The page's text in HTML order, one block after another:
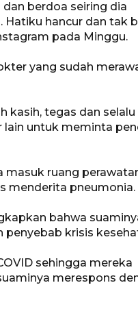
berdoa seiring dia
Hatiku hancur dan tak
pada Minggu.
yang sudah
kasih, tegas dan selalu
lain untuk meminta
masuk ruang
menderita pneumonia.
bahwa
krisis
sehingga mereka
merespons